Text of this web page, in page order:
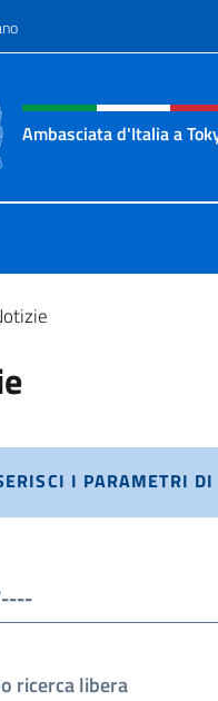
sito,
Ambasciata d'Italia a
I PARAMETRI DI
ricerca libera